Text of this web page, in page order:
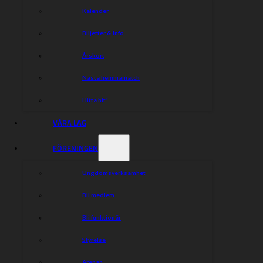
Kalender
Biljetter & Info
Årskort
Nästa hemmamatch
Hitta hit!
VÅRA LAG
FÖRENINGEN
Ungdomsverksamhet
Bli medlem
Bli funktionär
Styrelse